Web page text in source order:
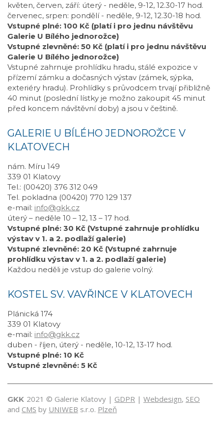
květen, červen, září: úterý - neděle, 9-12, 12.30-17 hod.
červenec, srpen: pondělí - neděle, 9-12, 12.30-18 hod.
Vstupné plné: 100 Kč (platí i pro jednu návštěvu
Galerie U Bílého jednorožce)
Vstupné zlevněné: 50 Kč (platí i pro jednu návštěvu
Galerie U Bílého jednorožce)
Vstupné zahrnuje prohlídku hradu, stálé expozice v
přízemí zámku a dočasných výstav (zámek, sýpka,
exteriéry hradu). Prohlídky s průvodcem trvají přibližně
40 minut (poslední lístky je možno zakoupit 45 minut
před koncem návštěvní doby) a jsou v češtině.
GALERIE U BÍLÉHO JEDNOROŽCE V
KLATOVECH
nám. Míru 149
339 01 Klatovy
Tel.: (00420) 376 312 049
Tel. pokladna (00420) 770 129 137
e-mail: info@gkk.cz
úterý – neděle 10 – 12, 13 – 17 hod.
Vstupné plné: 30 Kč (Vstupné zahrnuje prohlídku
výstav v 1. a 2. podlaží galerie)
Vstupné zlevněné: 20 Kč (Vstupné zahrnuje
prohlídku výstav v 1. a 2. podlaží galerie)
Každou neděli je vstup do galerie volný.
KOSTEL SV. VAVŘINCE V KLATOVECH
Plánická 174
339 01 Klatovy
e-mail: info@gkk.cz
duben - říjen, úterý - neděle, 10-12, 13-17 hod.
Vstupné plné: 10 Kč
Vstupné zlevněné: 5 Kč
GKK 2021 © Galerie Klatovy | GDPR | Webdesign, SEO
and CMS by UNIWEB s.r.o. Plzeň